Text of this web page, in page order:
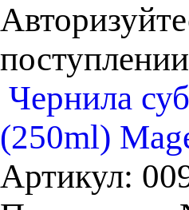
Чернила
(250ml)
Артикул: